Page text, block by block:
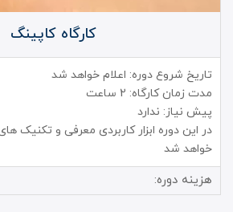
کارگاه کاپینگ
تاریخ شروع دوره: اعلام خواهد شد
مدت زمان کارگاه: 2 ساعت
پیش نیاز: ندارد
در این دوره ابزار کاربردی معرفی و تکنیک
خواهد شد
هزینه دوره: